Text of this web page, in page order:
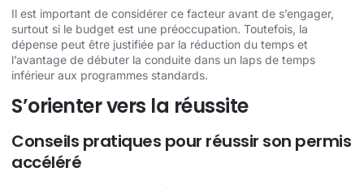
Il est important de considérer ce facteur avant de s’engager,
surtout si le budget est une préoccupation. Toutefois, la
dépense peut être justifiée par la réduction du temps et
l’avantage de débuter la conduite dans un laps de temps
inférieur aux programmes standards.
S’orienter vers la réussite
Conseils pratiques pour réussir son permis
accéléré